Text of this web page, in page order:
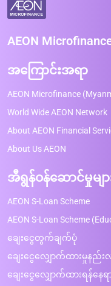
AEON
အကြောင်းအရာ
AEON Microfinance
World Wide AEON Network
About AEON Financial
About Us AEON
အီရွန်ဝန်ဆောင်မှုမျာ
AEON S-Loan Scheme
AEON S-Loan Scheme
ချေးငွေတွက်ချက်ပုံ
ချေးငွေလျှောက်ထားမှုနည်း
ချေးငွေလျှောက်ထားရန်နေရ